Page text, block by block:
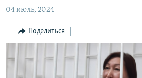
главной
Вернутся
НАСТОЯЩЕЕ ВРЕМЯ
МИГРАНТ МЕДИА
04 июль, 2024
Поделиться